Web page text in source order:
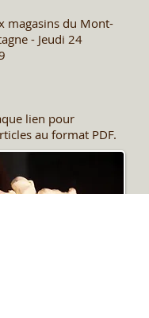
magasins du Mont-
- Jeudi 24
lien pour
au format PDF.